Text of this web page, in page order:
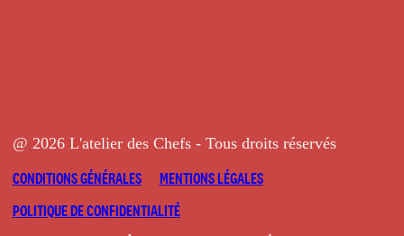
@ 2026 L'atelier des Chefs - Tous droits réservés
CONDITIONS GÉNÉRALES
MENTIONS LÉGALES
POLITIQUE DE CONFIDENTIALITÉ